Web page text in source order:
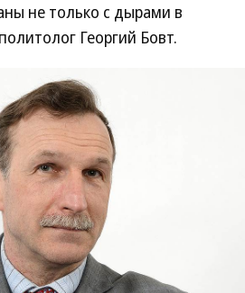
не только с дырами в
Георгий Бовт.